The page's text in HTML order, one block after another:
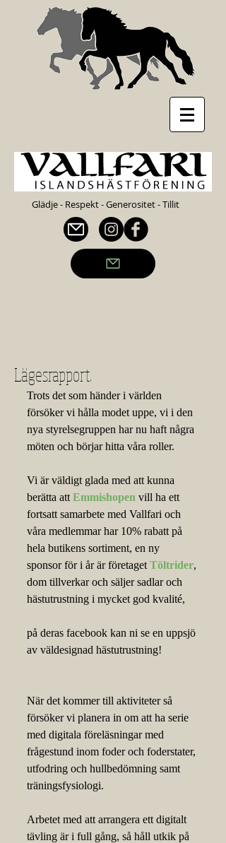
Glädje - Respekt - Generositet - Tillit
Lägesrapport.
Trots det som händer i världen
försöker vi hålla modet uppe, vi i den
nya styrelsegruppen har nu haft några
möten och börjar hitta våra roller.
Vi är väldigt glada med att kunna
berätta att Emmishopen vill ha ett
fortsatt samarbete med Vallfari och
våra medlemmar har 10% rabatt på
hela butikens sortiment, en ny
sponsor för i år är företaget Töltrider,
dom tillverkar och säljer sadlar och
hästutrustning i mycket god kvalité,
på deras facebook kan ni se en uppsjö
av väldesignad hästutrustning!
När det kommer till aktiviteter så
försöker vi planera in om att ha serie
med digitala föreläsningar med
frågestund inom foder och foderstater,
utfodring och hullbedömning samt
träningsfysiologi.
Arbetet med att arrangera ett digitalt
tävling är i full gång, så håll utkik på